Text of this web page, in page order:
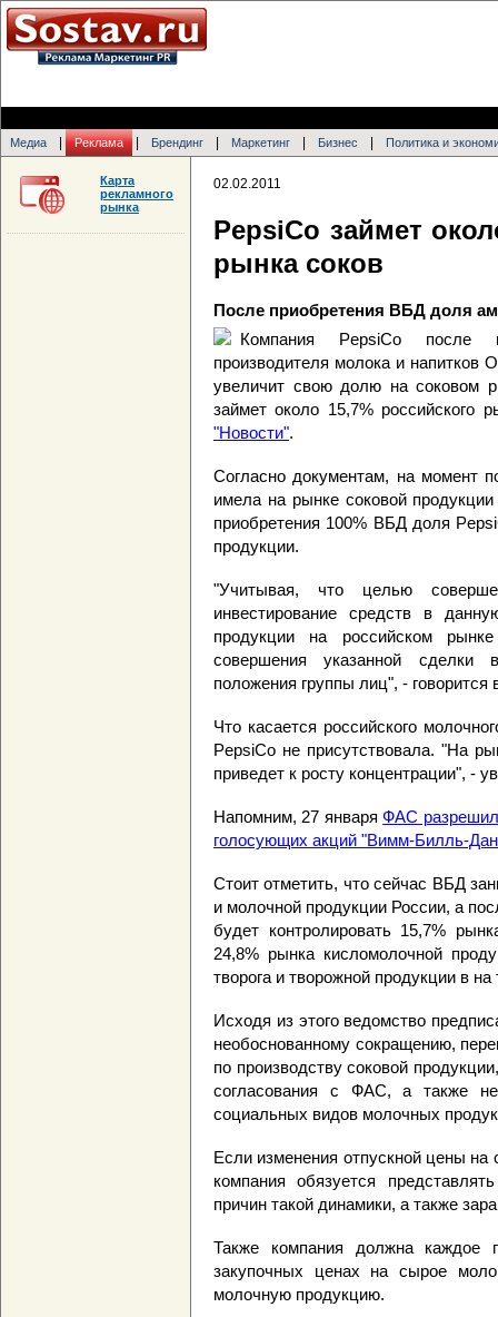
Медиа Реклама Брендинг Маркетинг Бизнес Политика и
02.02.2011
PepsiCo займет
рынка соков
После приобретения ВБД доля
Компания PepsiCo после
производителя молока и
увеличит свою долю на соковом
займет около 15,7%
"Новости".
Согласно документам, на момент
имела на рынке соковой
приобретения 100% ВБД доля
продукции.
"Учитывая, что целью
инвестирование средств в
продукции на российском
совершения указанной сделки
положения группы лиц", - говорится
Что касается российского
PepsiCo не присутствовала. "На
приведет к росту концентрации", -
Напомним, 27 январяФАС
голосующих акций "Вимм-Билль-
Стоит отметить, что сейчас ВБД
и молочной продукции России, а
будет контролировать 15,7%
24,8% рынка кисломолочной
творога и творожной продукции в
Исходя из этого ведомство
необоснованному сокращению,
по производству соковой
согласования с ФАС, а также не
социальных видов молочных
Если изменения отпускной цены на
компания обязуется
причин такой динамики, а также
Также компания должна каждое
закупочных ценах на сырое
молочную продукцию.
Карта
рекламного
рынка